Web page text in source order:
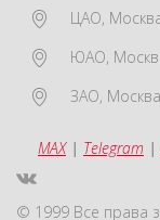
ЦАО,
ЮАО,
ЗАО, Москва
MAX| Telegram |
© 1999 Все права